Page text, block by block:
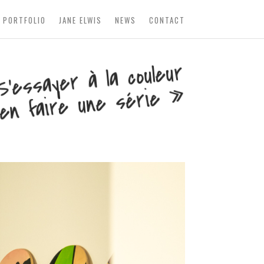
PORTFOLIO JANE ELWIS NEWS CONTACT
à la couleur
faire une série